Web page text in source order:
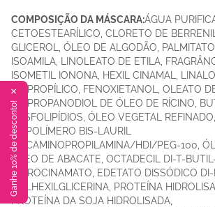
Ganhe 10% de desconto!
✕
COMPOSIÇÃO DA MÁSCARA:ÁGUA
CETOESTEARÍLICO, CLORETO DE
GLICEROL, ÓLEO DE ALGODÃO,
ISOAMILA, LINOLEATO DE ETILA,
ISOMETIL IONONA, HEXIL CINAMAL,
ISOPROPÍLICO, FENOXIETANOL, OLEATO
DE PROPANODIOL DE ÓLEO DE RÍCINO,
FOSFOLIPÍDIOS, ÓLEO VEGETAL
COPOLÍMERO BIS-LAURIL
COCAMINOPROPILAMINA/HDI/PEG-100,
ÓLEO DE ABACATE, OCTADECIL DI-T-
HIDROCINAMATO, EDETATO DISSÓDICO DI-
ETILHEXILGLICERINA, PROTEÍNA
PROTEÍNA DA SOJA HIDROLISADA,